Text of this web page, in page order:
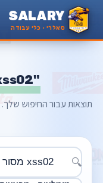
SALARY
סאלרי · כלי עבודה
"xss02 מסור עגול 6 5/"
תוצאות עבור החיפוש שלך.
🔍